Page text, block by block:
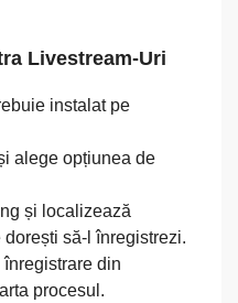
Livestream-Uri
instalat pe
alege opțiunea de
și localizează
dorești să-l înregistrezi.
din
procesul.